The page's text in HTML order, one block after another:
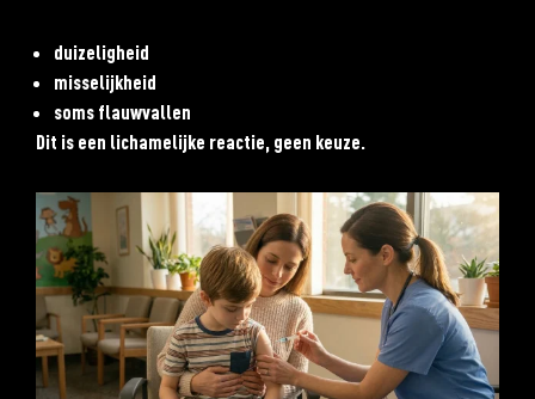
duizeligheid
misselijkheid
soms flauwvallen
Dit is een lichamelijke reactie, geen keuze.